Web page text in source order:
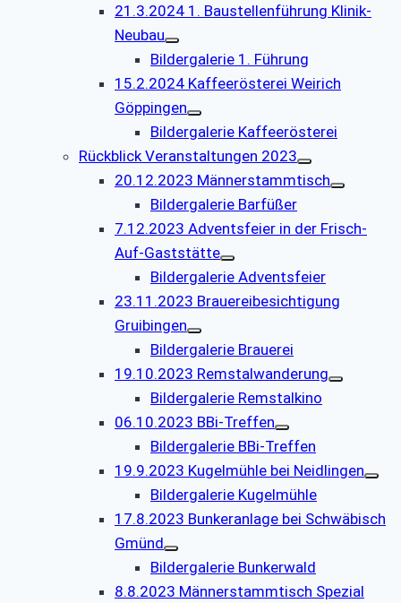
21.3.2024 1. Baustellenführung Klinik-
Neubau
Bildergalerie 1. Führung
15.2.2024 Kaffeerösterei Weirich
Göppingen
Bildergalerie Kaffeerösterei
Rückblick Veranstaltungen 2023
20.12.2023 Männerstammtisch
Bildergalerie Barfüßer
7.12.2023 Adventsfeier in der Frisch-
Auf-Gaststätte
Bildergalerie Adventsfeier
23.11.2023 Brauereibesichtigung
Gruibingen
Bildergalerie Brauerei
19.10.2023 Remstalwanderung
Bildergalerie Remstalkino
06.10.2023 BBi-Treffen
Bildergalerie BBi-Treffen
19.9.2023 Kugelmühle bei Neidlingen
Bildergalerie Kugelmühle
17.8.2023 Bunkeranlage bei Schwäbisch
Gmünd
Bildergalerie Bunkerwald
8.8.2023 Männerstammtisch Spezial